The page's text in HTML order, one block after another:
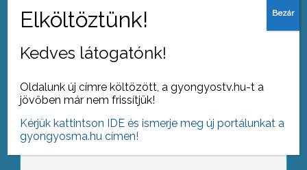
Szabad-e kifőzni?
Kedves látogatónk!
Oldalunk új címre költözött, a gyongyostv.hu-t a
jövőben már nem frissítjük!
Kérjük kattintson IDE és ismerje meg új portálunkat a
gyongyosma.hu címen!